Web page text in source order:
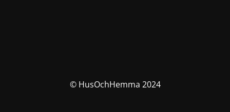
© HusOchHemma 2024